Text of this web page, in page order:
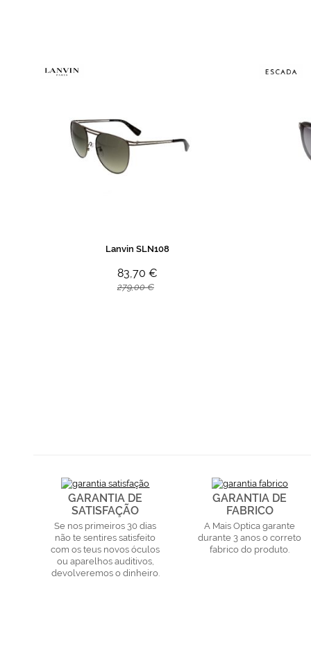
Lanvin SLN108
83,70 €
279,00 €
GARANTIA DE
SATISFAÇÃO
Se nos primeiros 30 dias
não te sentires satisfeito
com os teus novos óculos
ou aparelhos auditivos,
devolveremos o dinheiro.
GARANTIA DE
FABRICO
A Mais Optica garante
durante 3 anos o correto
fabrico do produto.